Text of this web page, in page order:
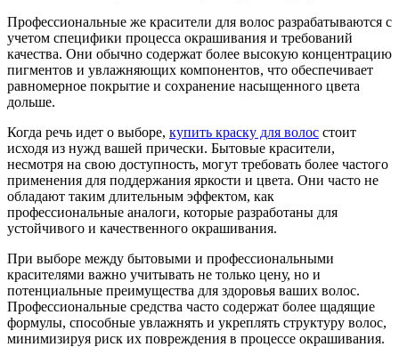
Профессиональные же красители для волос разрабатываются с
учетом специфики процесса окрашивания и требований
качества. Они обычно содержат более высокую концентрацию
пигментов и увлажняющих компонентов, что обеспечивает
равномерное покрытие и сохранение насыщенного цвета
дольше.
Когда речь идет о выборе, купить краску для волос стоит
исходя из нужд вашей прически. Бытовые красители,
несмотря на свою доступность, могут требовать более частого
применения для поддержания яркости и цвета. Они часто не
обладают таким длительным эффектом, как
профессиональные аналоги, которые разработаны для
устойчивого и качественного окрашивания.
При выборе между бытовыми и профессиональными
красителями важно учитывать не только цену, но и
потенциальные преимущества для здоровья ваших волос.
Профессиональные средства часто содержат более щадящие
формулы, способные увлажнять и укреплять структуру волос,
минимизируя риск их повреждения в процессе окрашивания.